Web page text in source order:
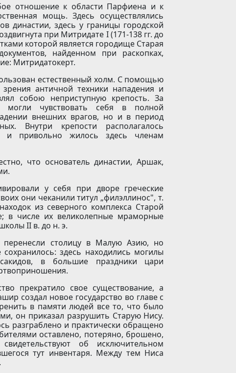
отношение к области Парфиена и к
мощь. Здесь осуществлялись
династии, здесь у границы городской
при Митридате I (171-138 гг. до
которой является городище Старая
найденном при раскопках,
Митридатокерт.
естественный холм. С помощью
античной техники нападения и
собою неприступную крепость. За
могли чувствовать себя в полной
внешних врагов, но и в период
Внутри крепости располагалось
и привольно жилось здесь членам
что основатель династии, Аршак,
у себя при дворе греческие
они чеканили титул „филэллинос", т.
из северного комплекса Старой
в числе их великолепные мраморные
II в. до н. э.
перенесли столицу в Малую Азию, но
здесь находились могилы
в большие праздники цари
прекратило свое существование, а
создал новое государство во главе с
в памяти людей все то, что было
он приказал разрушить Старую Нису.
разграблено и практически обращено
оставлено, потеряно, брошено,
об исключительном
тут инвентаря. Между тем Ниса